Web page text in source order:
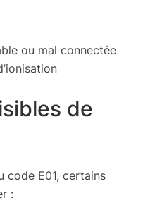
ou mal connectée
de
code E01, certains
: